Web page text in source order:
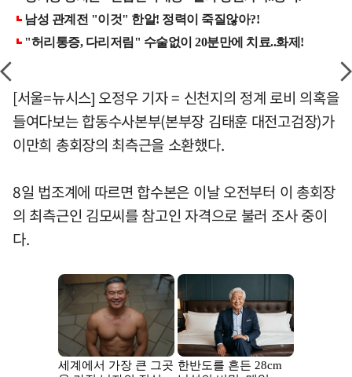
[서울=뉴시스] 오정우 기자 = 신천지의 정계 로비 의혹을
들여다보는 합동수사본부(본부장 김태훈 대전고검장)가
이만희 총회장의 최측근을 소환했다.
8일 법조계에 따르면 합수본은 이날 오전부터 이 총회장
의 최측근인 김모씨를 참고인 자격으로 불러 조사 중이
다.